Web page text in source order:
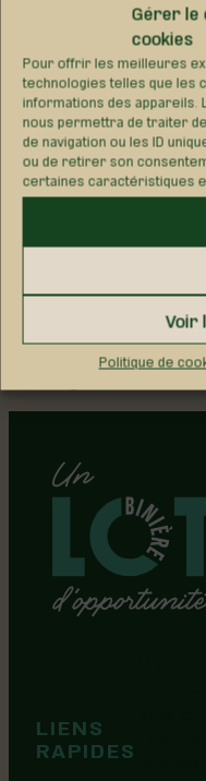
Gérer le
cookies
Pour offrir les meilleures
technologies telles que les
informations des appareils.
nous permettra de traiter
de navigation ou les ID
ou de retirer son
certaines caractéristiques
Voir
Politique de
Service de
SoluSimple
2 août 2026
Courtier
LIENS
RAPIDES